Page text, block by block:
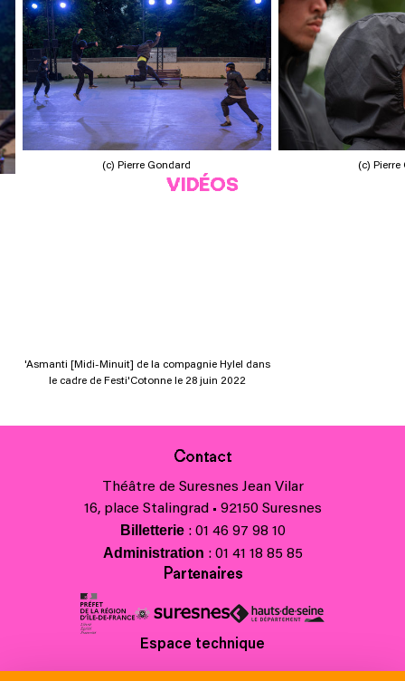
(c) Pierre Gondard (c)
VIDÉOS
'Asmanti [Midi-Minuit] de la compagnie Hylel dans
le cadre de Festi'Cotonne le 28 juin 2022
Contact
Théâtre de Suresnes Jean Vilar
16, place Stalingrad • 92150 Suresnes
Billetterie: 01 46 97 98 10
Administration : 01 41 18 85 85
Partenaires
Espace technique